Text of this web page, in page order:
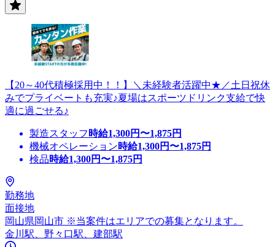
【20～40代積極採用中！！】＼未経験者活躍中★／土日祝休
みでプライベートも充実♪夏場はスポーツドリンク支給で快
適に過ごせる♪
製造スタッフ 時給1,300円〜1,875円
機械オペレーション時給1,300円〜1,875円
検品時給1,300円〜1,875円
勤務地
面接地
岡山県岡山市 ※当案件はエリアでの募集となります。
金川駅、野々口駅、建部駅